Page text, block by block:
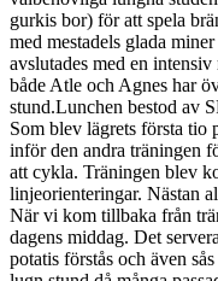
gurkis bor) för att spela
med mestadels glada
avslutades med en
både Atle och Agnes har
stund.Lunchen bestod
Som blev lägrets första tio
inför den andra träningen
att cykla. Träningen blev
linjeorienteringar. Nästan
När vi kom tillbaka från
dagens middag. Det
potatis förstås och även